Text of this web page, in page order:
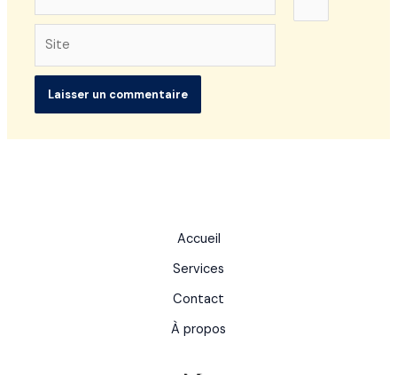
Accueil
Services
Contact
À propos